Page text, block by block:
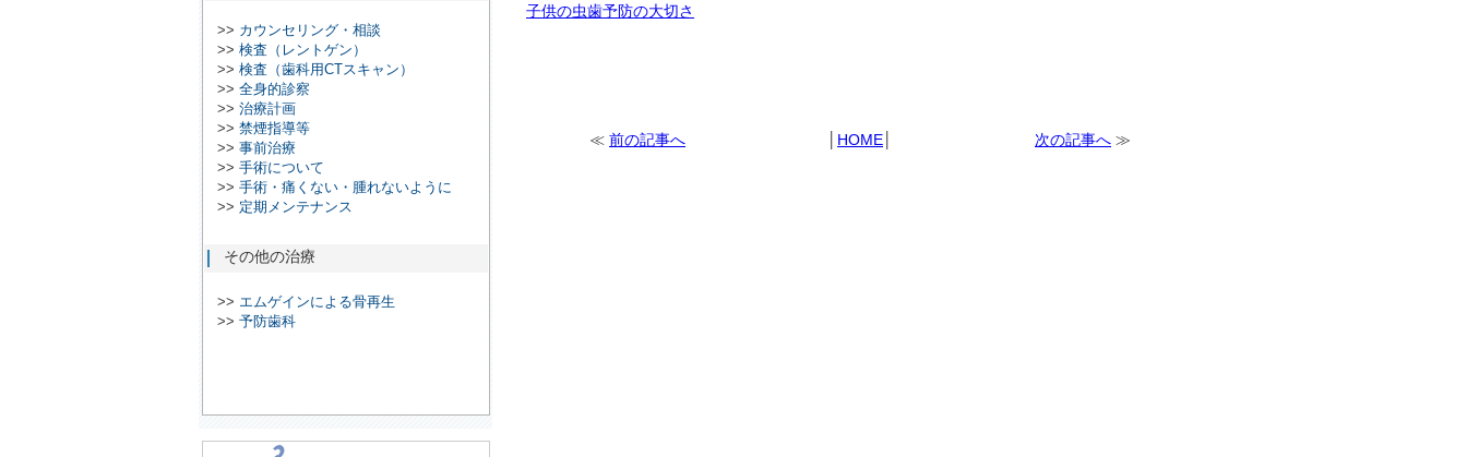
>> カウンセリング・相談
>> 検査（レントゲン）
>> 検査（歯科用CTスキャン）
>> 全身的診察
>> 治療計画
>> 禁煙指導等
>> 事前治療
>> 手術について
>> 手術・痛くない・腫れないように
>> 定期メンテナンス
その他の治療
>> エムゲインによる骨再生
>> 予防歯科
子供の虫歯予防の大切さ
≪ 前の記事へ HOME 次の記事へ ≫